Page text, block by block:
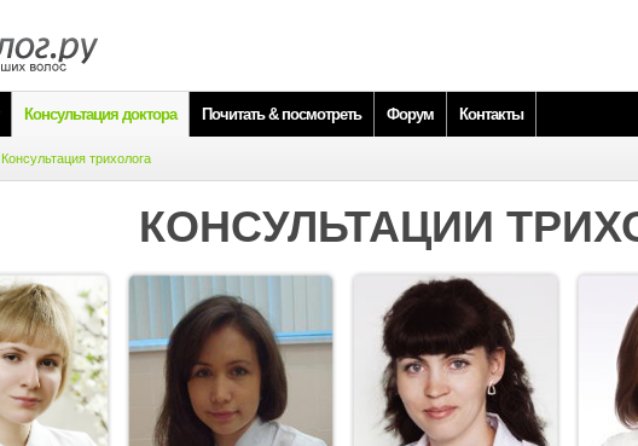
Консультация доктора Почитать & посмотреть Форум Контакты
Консультация трихолога
КОНСУЛЬТАЦИИ